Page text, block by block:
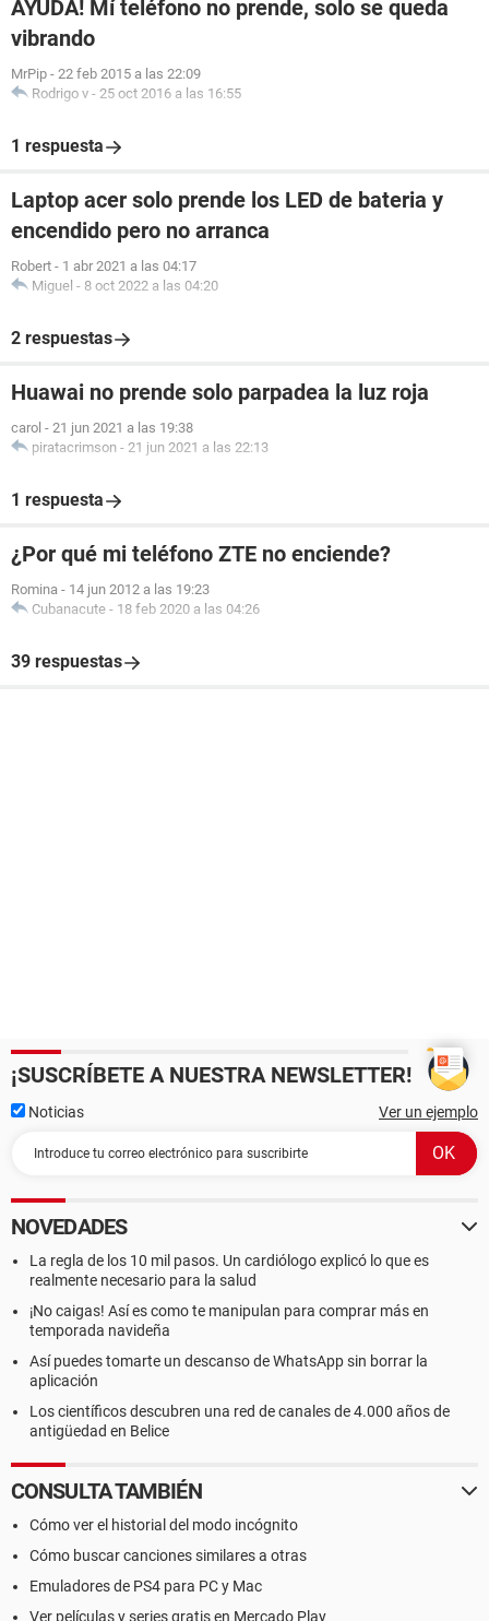
AYUDA! Mí teléfono no prende, solo se queda
vibrando
MrPip - 22 feb 2015 a las 22:09
Rodrigo v - 25 oct 2016 a las 16:55
1 respuesta
Laptop acer solo prende los LED de bateria y
encendido pero no arranca
Robert - 1 abr 2021 a las 04:17
Miguel - 8 oct 2022 a las 04:20
2 respuestas
Huawai no prende solo parpadea la luz roja
carol - 21 jun 2021 a las 19:38
piratacrimson - 21 jun 2021 a las 22:13
1 respuesta
¿Por qué mi teléfono ZTE no enciende?
Romina - 14 jun 2012 a las 19:23
Cubanacute - 18 feb 2020 a las 04:26
39 respuestas
¡SUSCRÍBETE A NUESTRA NEWSLETTER!
Noticias Ver un ejemplo
NOVEDADES
La regla de los 10 mil pasos. Un cardiólogo explicó lo que es
realmente necesario para la salud
¡No caigas! Así es como te manipulan para comprar más en
temporada navideña
Así puedes tomarte un descanso de WhatsApp sin borrar la
aplicación
Los científicos descubren una red de canales de 4.000 años de
antigüedad en Belice
CONSULTA TAMBIÉN
Cómo ver el historial del modo incógnito
Cómo buscar canciones similares a otras
Emuladores de PS4 para PC y Mac
Ver películas y series gratis en Mercado Play